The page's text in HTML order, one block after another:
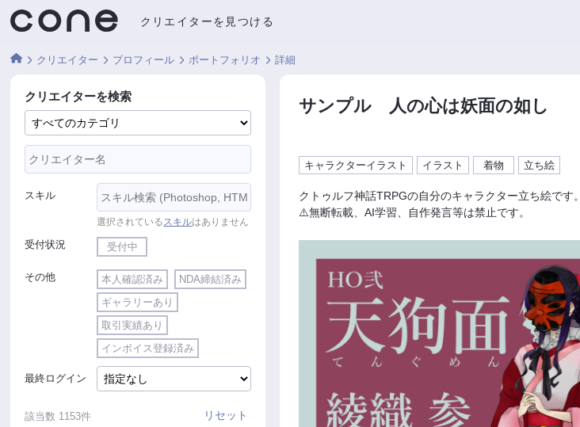
クリエイターを見つける
クリエイター プロフィール ポートフォリオ 詳細
クリエイターを検索
スキル
選択されているスキルはありません
受付状況 受付中
その他 本人確認済み
NDA締結済み
ギャラリーあり
取引実績あり
インボイス登録済み
最終ログイン
該当数 1153件 リセット
サンプル 人の心は妖面の如し
キャラクターイラスト イラスト 着物 立ち絵
クトゥルフ神話TRPGの自分のキャラクター立ち絵です。
⚠️無断転載、AI学習、自作発言等は禁止です。